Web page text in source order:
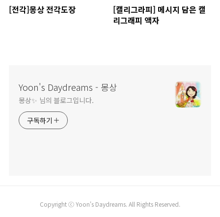
[전각]몽상 전각도장
[캘리그라피] 메시지 담은 캘
리그래피 액자
Yoon's Daydreams - 몽상
몽상✨ 님의 블로그입니다.
구독하기
Copyright ⓒ Yoon's Daydreams. All Rights Reserved.